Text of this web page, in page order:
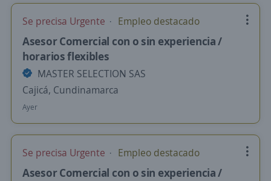
Se precisa Urgente Empleo destacado
Asesor Comercial con o sin experiencia /
horarios flexibles
MASTER SELECTION SAS
Cajicá, Cundinamarca
Ayer
Se precisa Urgente Empleo destacado
Asesor Comercial con o sin experiencia /